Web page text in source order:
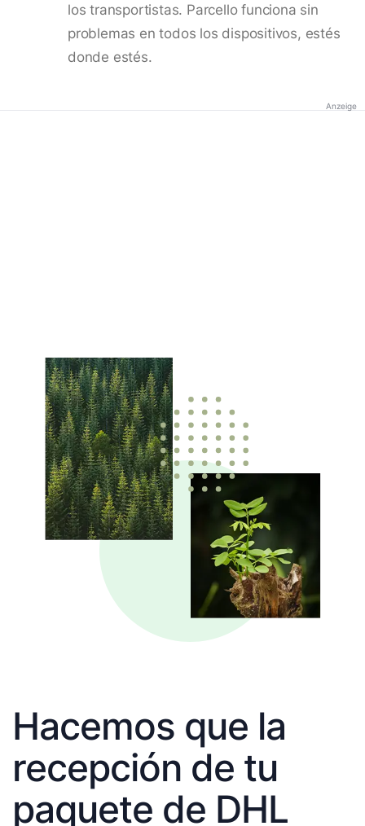
los transportistas. Parcello funciona sin
problemas en todos los dispositivos, estés
donde estés.
Anzeige
Hacemos que la
recepción de tu
paquete de DHL